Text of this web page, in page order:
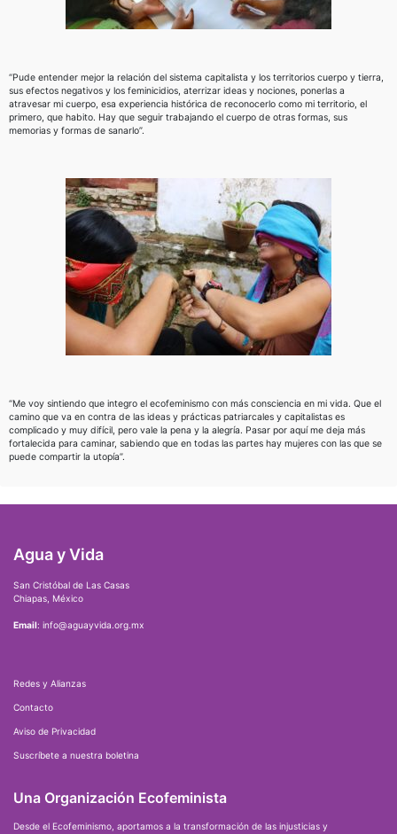
“Pude entender mejor la relación del sistema capitalista y los territorios cuerpo y tierra,
sus efectos negativos y los feminicidios, aterrizar ideas y nociones, ponerlas a
atravesar mi cuerpo, esa experiencia histórica de reconocerlo como mi territorio, el
primero, que habito. Hay que seguir trabajando el cuerpo de otras formas, sus
memorias y formas de sanarlo”.
“Me voy sintiendo que integro el ecofeminismo con más consciencia en mi vida. Que el
camino que va en contra de las ideas y prácticas patriarcales y capitalistas es
complicado y muy difícil, pero vale la pena y la alegría. Pasar por aquí me deja más
fortalecida para caminar, sabiendo que en todas las partes hay mujeres con las que se
puede compartir la utopía”.
Agua y Vida
San Cristóbal de Las Casas
Chiapas, México
Email: info@aguayvida.org.mx
Redes y Alianzas
Contacto
Aviso de Privacidad
Suscríbete a nuestra boletina
Una Organización Ecofeminista
Desde el Ecofeminismo, aportamos a la transformación de las injusticias y